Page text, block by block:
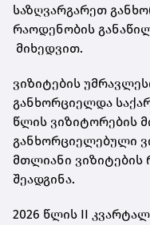
საზღვარგარეთ
რაოდენობის
მიხედვით.
ვიზიტების
განხორციელდა
წლის ვიზიტორების
განხორციელებული
მთლიანი ვიზიტების
შეადგინა.
2026 წლის II